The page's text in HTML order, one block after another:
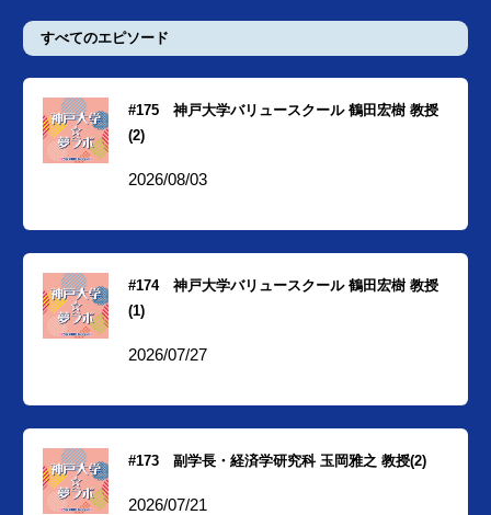
すべてのエピソード
#175 神戸大学バリュースクール 鶴田宏樹 教授
(2)
2026/08/03
#174 神戸大学バリュースクール 鶴田宏樹 教授
(1)
2026/07/27
#173 副学長・経済学研究科 玉岡雅之 教授(2)
2026/07/21